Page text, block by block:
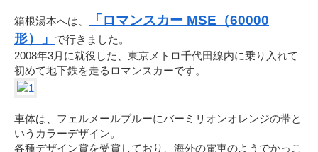
箱根湯本へは、
「ロマンスカー MSE（60000
形）」
で行きました。
2008年3月に就役した、東京メトロ千代田線内に乗り入れて
初めて地下鉄を走るロマンスカーです。
車体は、フェルメールブルーにバーミリオンオレンジの帯と
いうカラーデザイン。
各種デザイン賞を受賞しており、海外の電車のようでかっこ